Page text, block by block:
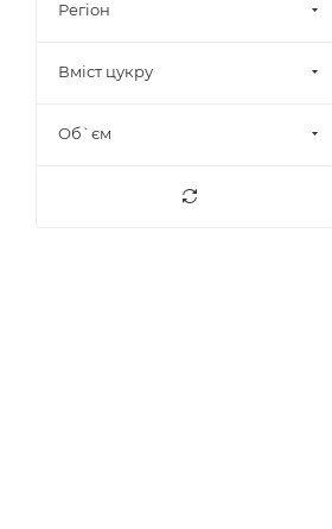
ПАР
4
Регіон
Вміст цукру
Об`єм